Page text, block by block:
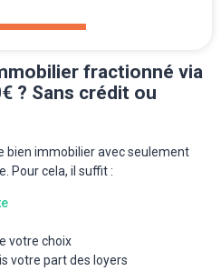
fractionné via
? Sans crédit ou
bien immobilier avec seulement
Pour cela, il suffit :
votre choix
votre part des loyers